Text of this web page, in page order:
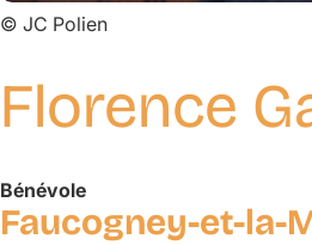
© JC Polien
Florence
Bénévole
Faucogney-et-la-